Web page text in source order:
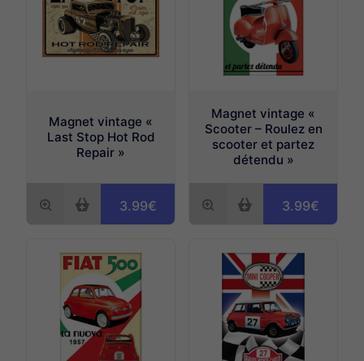
Magnet vintage «
Last Stop Hot Rod
Repair »
3.99€
Magnet vintage «
Scooter – Roulez en
scooter et partez
détendu »
3.99€